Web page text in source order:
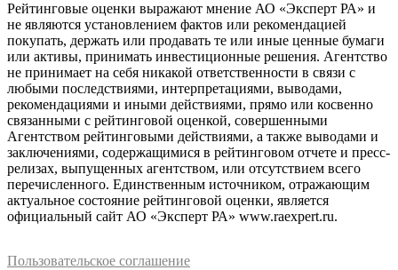
Рейтинговые оценки выражают мнение АО «Эксперт РА» и
не являются установлением фактов или рекомендацией
покупать, держать или продавать те или иные ценные бумаги
или активы, принимать инвестиционные решения. Агентство
не принимает на себя никакой ответственности в связи с
любыми последствиями, интерпретациями, выводами,
рекомендациями и иными действиями, прямо или косвенно
связанными с рейтинговой оценкой, совершенными
Агентством рейтинговыми действиями, а также выводами и
заключениями, содержащимися в рейтинговом отчете и пресс-
релизах, выпущенных агентством, или отсутствием всего
перечисленного. Единственным источником, отражающим
актуальное состояние рейтинговой оценки, является
официальный сайт АО «Эксперт РА» www.raexpert.ru.
Пользовательское соглашение